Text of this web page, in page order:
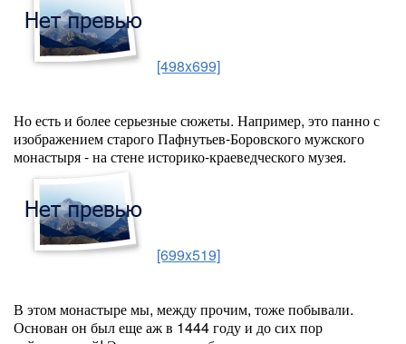
[498x699]
Но есть и более серьезные сюжеты. Например, это панно с
изображением старого Пафнутьев-Боровского мужского
монастыря - на стене историко-краеведческого музея.
[699x519]
В этом монастыре мы, между прочим, тоже побывали.
Основан он был еще аж в 1444 году и до сих пор